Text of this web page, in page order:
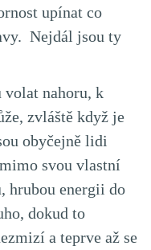
upínat co
Nejdál jsou ty
volat nahoru, k
zvláště když je
obyčejně lidi
svou vlastní
hrubou energii do
dokud to
a teprve až se